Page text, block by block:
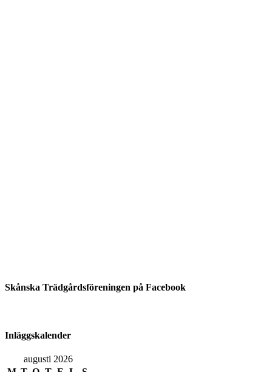
Skånska Trädgårdsföreningen på Facebook
Inläggskalender
augusti 2026